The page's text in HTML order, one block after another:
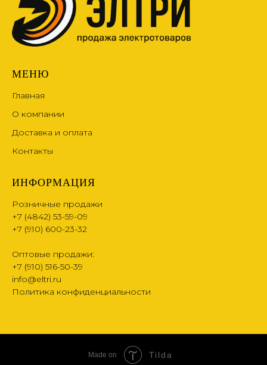
МЕНЮ
Главная
О компании
Доставка и оплата
Контакты
ИНФОРМАЦИЯ
Розничные продажи
+7 (4842) 53-59-09
+7 (910) 600-23-32
Оптовые продажи:
+7 (910) 516-50-39
info@eltri.ru
Политика конфиденциальности
Made on Tilda